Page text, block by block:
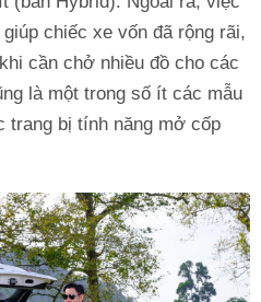
chiếc xe vốn đã rộng rãi,
cần chở nhiều đồ cho các
là một trong số ít các mẫu
trang bị tính năng mở cốp